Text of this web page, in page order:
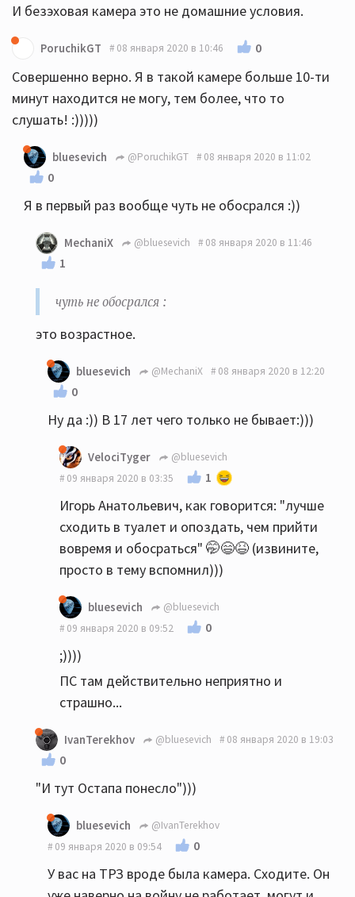
И безэховая камера это не домашние условия.
PoruchikGT 08 января 2020 в 10:46 0
Совершенно верно. Я в такой камере больше 10-ти
минут находится не могу, тем более, что то
слушать! :)))))
bluesevich @PoruchikGT 08 января 2020 в 11:02
0
Я в первый раз вообще чуть не обосрался :))
MechaniX @bluesevich 08 января 2020 в 11:46
1
чуть не обосрался :
этo возpacтнoe.
bluesevich @MechaniX 08 января 2020 в 12:20
0
Ну да :)) В 17 лет чего только не бывает:)))
VelociTyger
@bluesevich
09 января 2020 в 03:35
1
Игорь Анатольевич, как говорится: "лучше
сходить в туалет и опоздать, чем прийти
вовремя и обосраться" 🤭😄😆 (извините,
просто в тему вспомнил)))
bluesevich
@bluesevich
09 января 2020 в 09:52
0
;))))
ПС там действительно неприятно и
страшно...
IvanTerekhov @bluesevich 08 января 2020 в 19:03
0
"И тут Остапа понесло")))
bluesevich
@IvanTerekhov
09 января 2020 в 09:54
0
У вас на ТРЗ вроде была камера. Сходите. Он